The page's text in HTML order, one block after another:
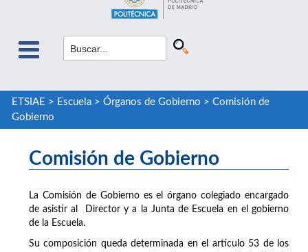
ETSIAE > Escuela> Órganos de Gobierno > Comisión de
Gobierno
Comisión de Gobierno
La Comisión de Gobierno es el órgano colegiado encargado
de asistir al Director y a la Junta de Escuela en el gobierno
de la Escuela.
Su composición queda determinada en el artículo 53 de los